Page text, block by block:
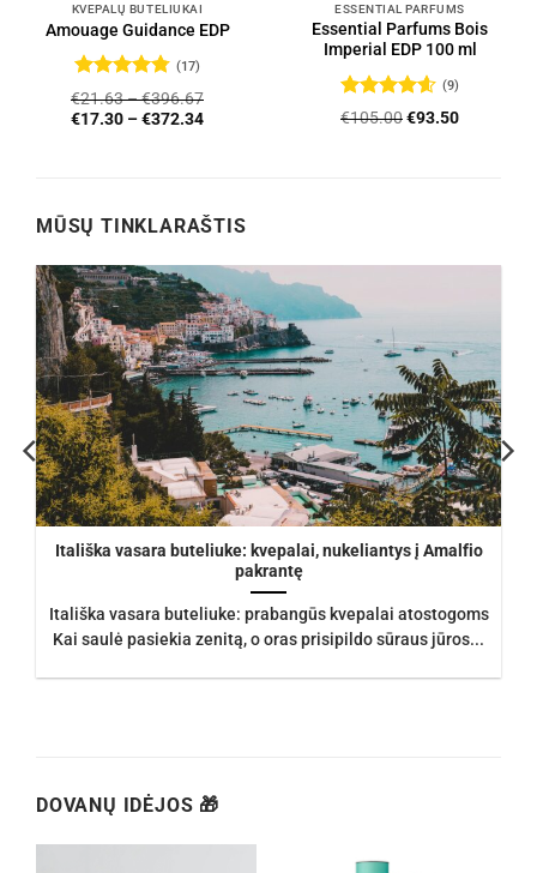
KVEPALŲ BUTELIUKAI
Amouage Guidance EDP
Įvertinimas:
4.76iš 5
(17)
€21.63–€396.67
€17.30 –€372.34
ESSENTIAL PARFUMS
Essential Parfums Bois
Imperial EDP 100 ml
Įvertinimas:
(9)
€105.00Original
€93.50Current
MŪSŲ TINKLARAŠTIS
Itališka vasara buteliuke: kvepalai, nukeliantys į Amalfio
pakrantę
Itališka vasara buteliuke: prabangūs kvepalai atostogoms
Kai saulė pasiekia zenitą, o oras prisipildo sūraus jūros...
DOVANŲ IDĖJOS 🎁